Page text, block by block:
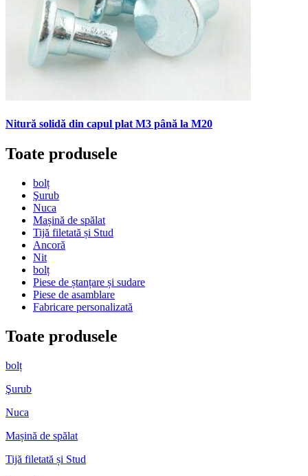
Nitură solidă din capul plat M3 până la M20
Toate produsele
bolț
Şurub
Nuca
Mașină de spălat
Tijă filetată și Stud
Ancoră
Nit
bolț
Piese de ștanțare și sudare
Piese de asamblare
Fabricare personalizată
Toate produsele
bolț
Şurub
Nuca
Mașină de spălat
Tijă filetată și Stud